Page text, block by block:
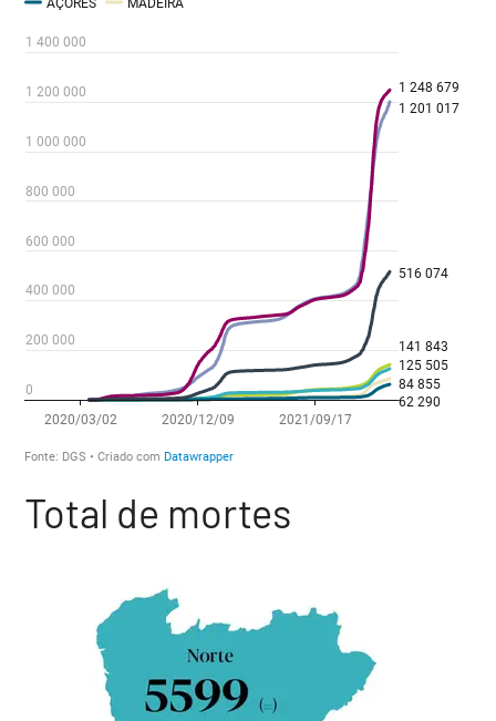
Total de mortes